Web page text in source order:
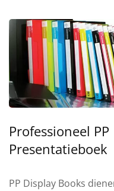
Professioneel PP
Presentatieboek
PP Display Books